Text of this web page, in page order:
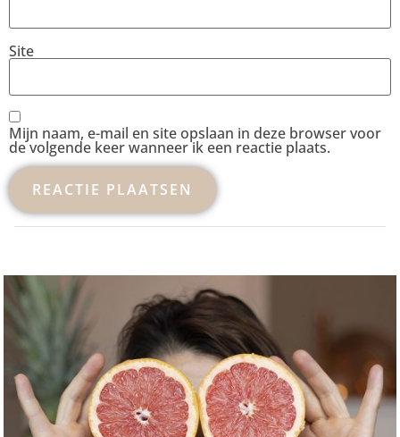
Site
Mijn naam, e-mail en site opslaan in deze browser voor
de volgende keer wanneer ik een reactie plaats.